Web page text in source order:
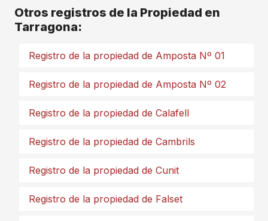
Otros registros de la Propiedad en
Tarragona:
Registro de la propiedad de Amposta Nº 01
Registro de la propiedad de Amposta Nº 02
Registro de la propiedad de Calafell
Registro de la propiedad de Cambrils
Registro de la propiedad de Cunit
Registro de la propiedad de Falset